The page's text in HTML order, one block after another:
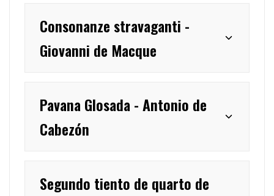
Consonanze stravaganti -
Giovanni de Macque
Pavana Glosada - Antonio de
Cabezón
Segundo tiento de quarto de